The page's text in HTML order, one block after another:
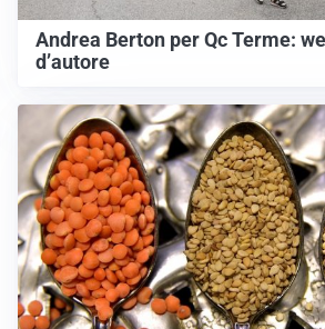
Andrea Berton per Qc Terme:
d’autore